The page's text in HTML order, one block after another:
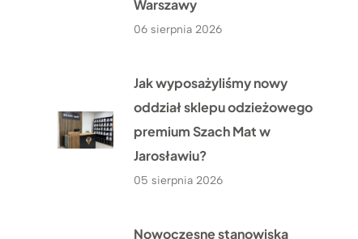
Warszawy
06 sierpnia 2026
Jak wyposażyliśmy nowy
oddział sklepu odzieżowego
premium Szach Mat w
Jarosławiu?
05 sierpnia 2026
Nowoczesne stanowiska